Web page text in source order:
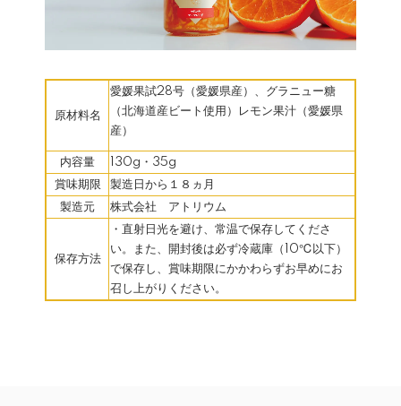
原材料名
愛媛果試28号（愛媛県産）、グラニュー糖
（北海道産ビート使用）レモン果汁（愛媛県
産）
内容量
130g・35g
賞味期限
製造日から１８ヵ月
製造元
株式会社 アトリウム
保存方法
・直射日光を避け、常温で保存してくださ
い。また、開封後は必ず冷蔵庫（10℃以下）
で保存し、賞味期限にかかわらずお早めにお
召し上がりください。